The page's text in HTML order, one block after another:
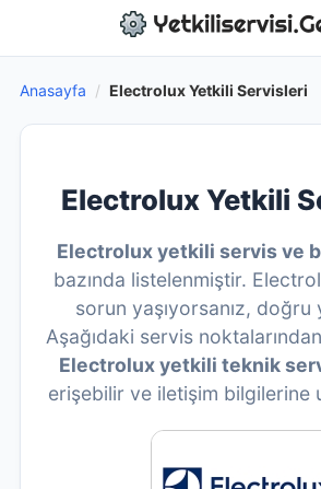
Anasayfa / Electrolux Yetkili Servisleri
Electrolux Yetkili
Electrolux yetkili servis ve
bazında listelenmiştir.
sorun yaşıyorsanız, doğru
Aşağıdaki servis
Electrolux yetkili teknik
erişebilir ve iletişim bilgilerine